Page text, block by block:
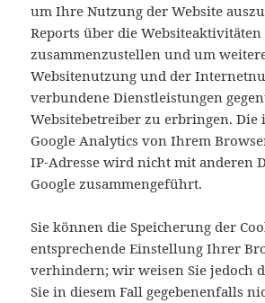
um Ihre Nutzung der Website
Reports über die Websiteaktivitäten
zusammenzustellen und um
Websitenutzung und der
verbundene Dienstleistungen
Websitebetreiber zu erbringen. Die
Google Analytics von Ihrem
IP-Adresse wird nicht mit anderen
Google zusammengeführt.
Sie können die Speicherung der
entsprechende Einstellung Ihrer
verhindern; wir weisen Sie jedoch
Sie in diesem Fall gegebenenfalls